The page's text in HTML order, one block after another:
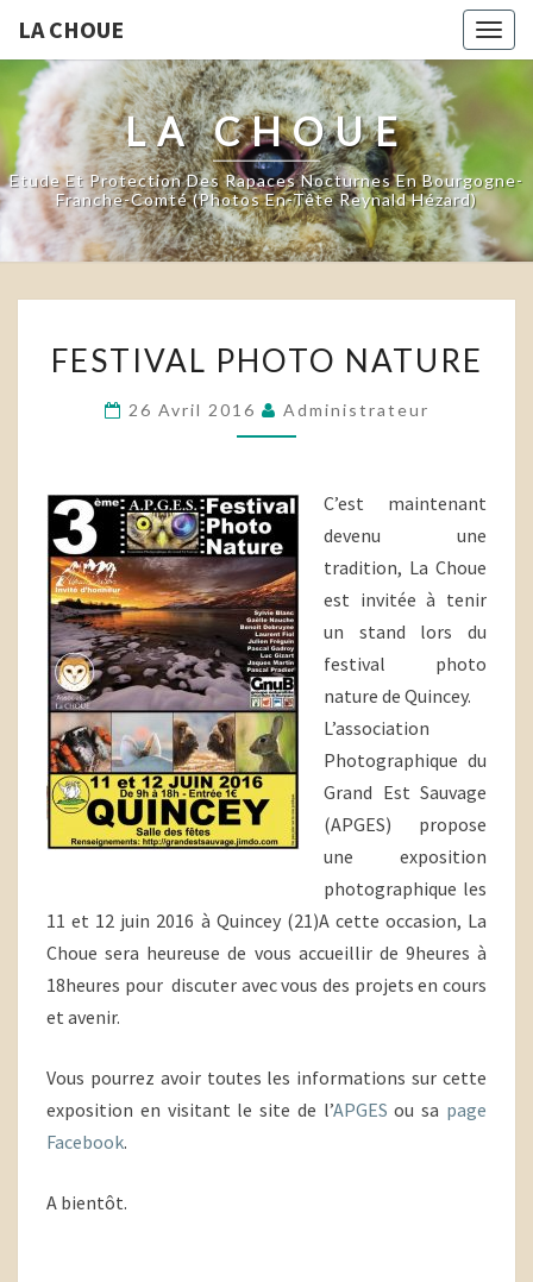
LA CHOUE
LA CHOUE
Etude Et Protection Des Rapaces Nocturnes En Bourgogne-
Franche-Comté (photos En-Tête Reynald Hézard)
PHOTO
NATURE
FESTIVAL PHOTO NATURE
26 Avril 2016 Administrateur
C’est maintenant
devenu une
tradition, La Choue
est invitée à tenir
un stand lors du
festival photo
nature de Quincey.
L’association
Photographique du
Grand Est Sauvage
(APGES) propose
une exposition
photographique les
11 et 12 juin 2016 à Quincey (21)A cette occasion, La
Choue sera heureuse de vous accueillir de 9heures à
18heures pour discuter avec vous des projets en cours
et avenir.
Vous pourrez avoir toutes les informations sur cette
exposition en visitant le site de l’APGES ou sa page
Facebook.
A bientôt.